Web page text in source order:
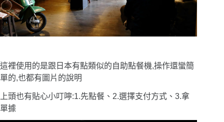
這裡使用的是跟日本有點類似的自助點餐機,操作還蠻簡
單的,也都有圖片的說明
上頭也有貼心小叮嚀:1.先點餐、2.選擇支付方式、3.拿
單據